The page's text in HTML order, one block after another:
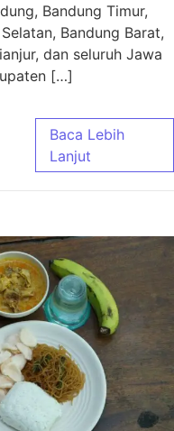
Bandung Timur,
Bandung Barat,
dan seluruh Jawa
[…]
Bandung Murah &
Baca Lebih
Lanjut